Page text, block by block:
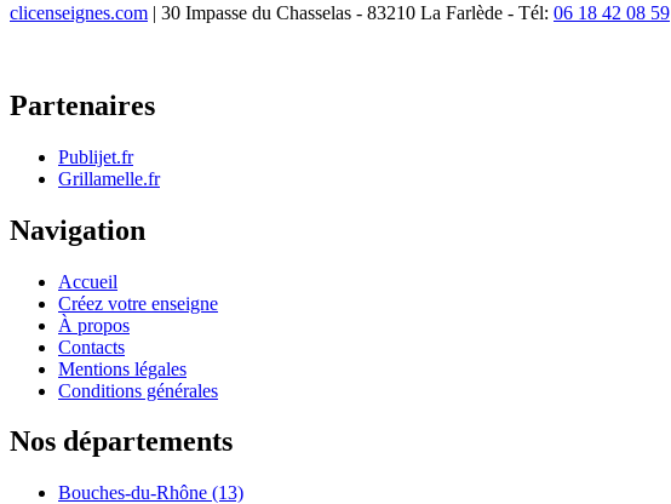
clicenseignes.com | 30 Impasse du Chasselas - 83210 La Farlède - Tél: 06 18 42 08 59
Partenaires
Publijet.fr
Grillamelle.fr
Navigation
Accueil
Créez votre enseigne
À propos
Contacts
Mentions légales
Conditions générales
Nos départements
Bouches-du-Rhône (13)